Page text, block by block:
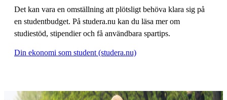
Det kan vara en omställning att plötsligt behöva klara sig på
en studentbudget. På studera.nu kan du läsa mer om
studiestöd, stipendier och få användbara spartips.
Din ekonomi som student (studera.nu)